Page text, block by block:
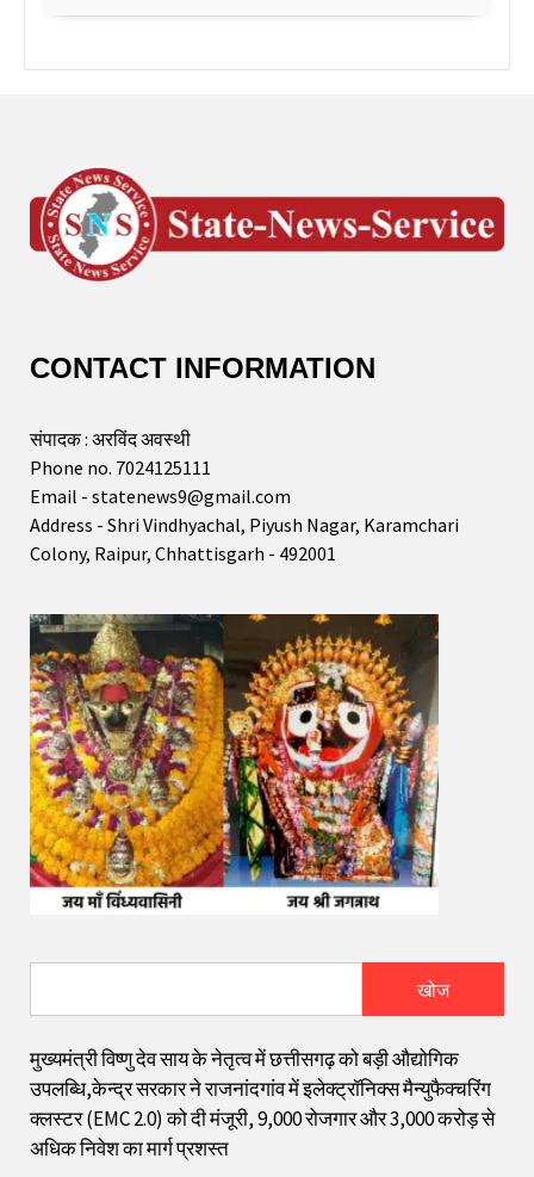
CONTACT INFORMATION
संपादक : अरविंद अवस्थी
Phone no. 7024125111
Email - statenews9@gmail.com
Address - Shri Vindhyachal, Piyush Nagar, Karamchari
Colony, Raipur, Chhattisgarh - 492001
खोज
मुख्यमंत्री विष्णु देव साय के नेतृत्व में छत्तीसगढ़ को बड़ी औद्योगिक
उपलब्धि,केन्द्र सरकार ने राजनांदगांव में इलेक्ट्रॉनिक्स मैन्युफैक्चरिंग
क्लस्टर (EMC 2.0) को दी मंजूरी, 9,000 रोजगार और ₹3,000 करोड़ से
अधिक निवेश का मार्ग प्रशस्त